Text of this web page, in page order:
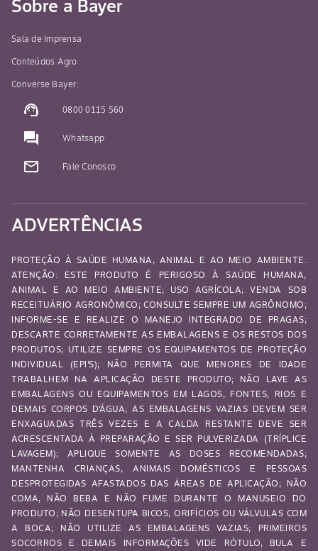
Sobre a Bayer
Sala de Imprensa
Conteúdos Agro
Converse Bayer:
support_agent 0800 0115 560
question_answer Whatsapp
mail_outline Fale Conosco
ADVERTÊNCIAS
PROTEÇÃO À SAÚDE HUMANA, ANIMAL E AO MEIO AMBIENTE.
ATENÇÃO: ESTE PRODUTO É PERIGOSO À SAÚDE HUMANA,
ANIMAL E AO MEIO AMBIENTE; USO AGRÍCOLA; VENDA SOB
RECEITUÁRIO AGRONÔMICO; CONSULTE SEMPRE UM AGRÔNOMO;
INFORME-SE E REALIZE O MANEJO INTEGRADO DE PRAGAS;
DESCARTE CORRETAMENTE AS EMBALAGENS E OS RESTOS DOS
PRODUTOS; UTILIZE SEMPRE OS EQUIPAMENTOS DE PROTEÇÃO
INDIVIDUAL (EPI’S); NÃO PERMITA QUE MENORES DE IDADE
TRABALHEM NA APLICAÇÃO DESTE PRODUTO; NÃO LAVE AS
EMBALAGENS OU EQUIPAMENTOS EM LAGOS, FONTES, RIOS E
DEMAIS CORPOS D’ÁGUA; AS EMBALAGENS VAZIAS DEVEM SER
ENXAGUADAS TRÊS VEZES E A CALDA RESTANTE DEVE SER
ACRESCENTADA À PREPARAÇÃO E SER PULVERIZADA (TRÍPLICE
LAVAGEM); APLIQUE SOMENTE AS DOSES RECOMENDADAS;
MANTENHA CRIANÇAS, ANIMAIS DOMÉSTICOS E PESSOAS
DESPROTEGIDAS AFASTADOS DAS ÁREAS DE APLICAÇÃO; NÃO
COMA, NÃO BEBA E NÃO FUME DURANTE O MANUSEIO DO
PRODUTO; NÃO DESENTUPA BICOS, ORIFÍCIOS OU VÁLVULAS COM
A BOCA; NÃO UTILIZE AS EMBALAGENS VAZIAS; PRIMEIROS
SOCORROS E DEMAIS INFORMAÇÕES VIDE RÓTULO, BULA E